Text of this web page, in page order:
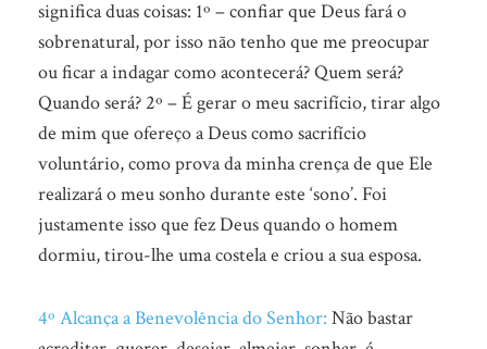
significa duas coisas: 1º – confiar que Deus fará o
sobrenatural, por isso não tenho que me preocupar
ou ficar a indagar como acontecerá? Quem será?
Quando será? 2º – É gerar o meu sacrifício, tirar algo
de mim que ofereço a Deus como sacrifício
voluntário, como prova da minha crença de que Ele
realizará o meu sonho durante este ‘sono’. Foi
justamente isso que fez Deus quando o homem
dormiu, tirou-lhe uma costela e criou a sua esposa.
4º Alcança a Benevolência do Senhor: Não bastar